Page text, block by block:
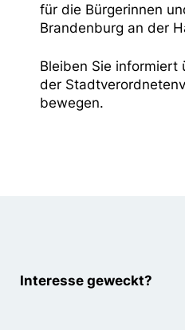
für die Bürgerinnen
Brandenburg an der
Bleiben Sie informiert
der
bewegen.
Interesse geweckt?